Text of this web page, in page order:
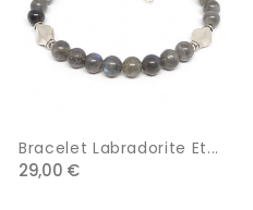
Bracelet Labradorite Et...
29,00 €